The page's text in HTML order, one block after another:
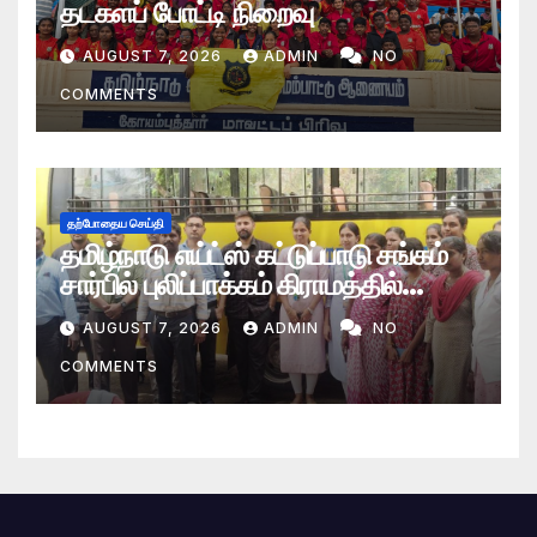
தடகளப் போட்டி நிறைவு
AUGUST 7, 2026 ADMIN NO
COMMENTS
தற்போதைய செய்தி
தமிழ்நாடு எய்ட்ஸ் கட்டுப்பாடு சங்கம்
சார்பில் புலிப்பாக்கம் கிராமத்தில்
இலவச மருத்துவ முகாம்
AUGUST 7, 2026 ADMIN NO
COMMENTS